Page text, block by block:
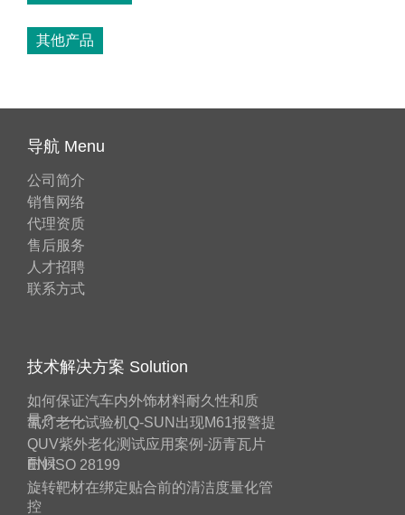
其他产品
导航 Menu
公司简介
销售网络
代理资质
售后服务
人才招聘
联系方式
技术解决方案 Solution
如何保证汽车内外饰材料耐久性和质
量？——
氙灯老化试验机Q-SUN出现M61报警提
QUV紫外老化测试应用案例-沥青瓦片
耐候
EN ISO 28199
旋转靶材在绑定贴合前的清洁度量化管
控